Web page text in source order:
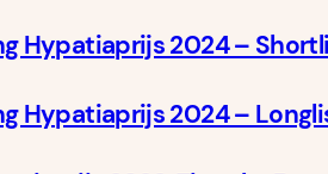
Hypatiaprijs 2024 –
Hypatiaprijs 2024 –